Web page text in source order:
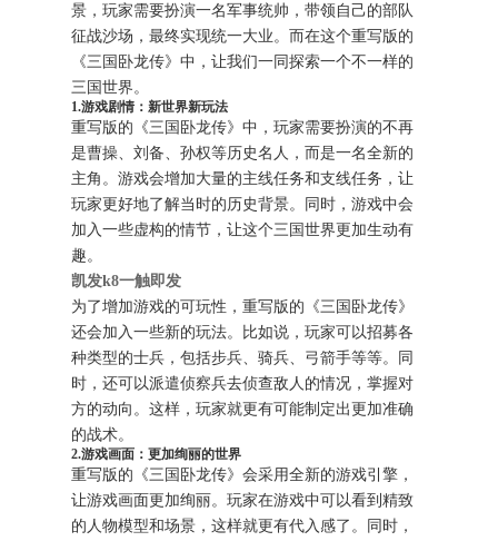
景，玩家需要扮演一名军事统帅，带领自己的部队
征战沙场，最终实现统一大业。而在这个重写版的
《三国卧龙传》中，让我们一同探索一个不一样的
三国世界。
1.游戏剧情：新世界新玩法
重写版的《三国卧龙传》中，玩家需要扮演的不再
是曹操、刘备、孙权等历史名人，而是一名全新的
主角。游戏会增加大量的主线任务和支线任务，让
玩家更好地了解当时的历史背景。同时，游戏中会
加入一些虚构的情节，让这个三国世界更加生动有
趣。
凯发k8一触即发
为了增加游戏的可玩性，重写版的《三国卧龙传》
还会加入一些新的玩法。比如说，玩家可以招募各
种类型的士兵，包括步兵、骑兵、弓箭手等等。同
时，还可以派遣侦察兵去侦查敌人的情况，掌握对
方的动向。这样，玩家就更有可能制定出更加准确
的战术。
2.游戏画面：更加绚丽的世界
重写版的《三国卧龙传》会采用全新的游戏引擎，
让游戏画面更加绚丽。玩家在游戏中可以看到精致
的人物模型和场景，这样就更有代入感了。同时，